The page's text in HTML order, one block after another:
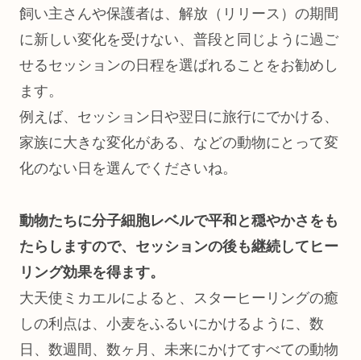
飼い主さんや保護者は、解放（リリース）の期間
に新しい変化を受けない、普段と同じように過ご
せるセッションの日程を選ばれることをお勧めし
ます。
例えば、セッション日や翌日に旅行にでかける、
家族に大きな変化がある、などの動物にとって変
化のない日を選んでくださいね。
動物たちに分子細胞レベルで平和と穏やかさをも
たらしますので、セッションの後も継続してヒー
リング効果を得ます。
大天使ミカエルによると、スターヒーリングの癒
しの利点は、小麦をふるいにかけるように、数
日、数週間、数ヶ月、未来にかけてすべての動物